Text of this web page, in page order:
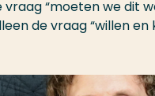
vraag “moeten we dit
de vraag “willen en